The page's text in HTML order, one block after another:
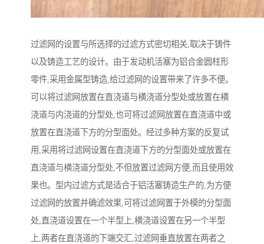
过滤网的设置与所选择的过滤方式密切相关,取决于铸件
以及铸造工艺的设计。由于发动机活塞为铝合金圆柱形
零件,采用金属型铸造,给过滤网的设置带来了许多不便。
可以将过滤网放置在直浇道与横浇道分型处或放置在横
浇道与内浇道的分型处,也可将过滤网放置在直浇道中或
放置在直浇道下方的分型面处。经过多种方案的反复试
用,采用将过滤网设置在直浇道下方的分型面处或放置在
直浇道与横浇道分型处,不但放置过滤网方便,而且使用效
果也。型内过滤方式是适合于铝活塞铸造生产的,为方便
过滤网的放置并确滤效果,可将过滤网置于外模的分型面
处,直浇道设置在一个半型上,横浇道设置在另一个半型
上,两者在直浇道的下端交汇,过滤网垂直放置在两者之